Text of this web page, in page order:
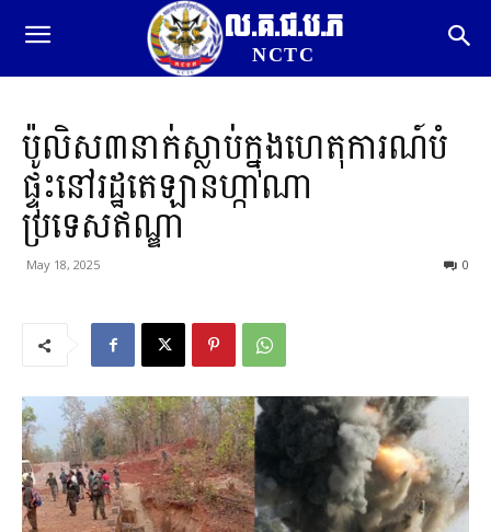
ល.គ.ជ.ប.ភ
NCTC
ប៉ូលិស៣នាក់ស្លាប់ក្នុងហេតុការណ៍បំ
ផ្ទុះនៅរដ្ឋតេឡានហ្កាណា
ប្រទេសឥណ្ឌា
May 18, 2025 0